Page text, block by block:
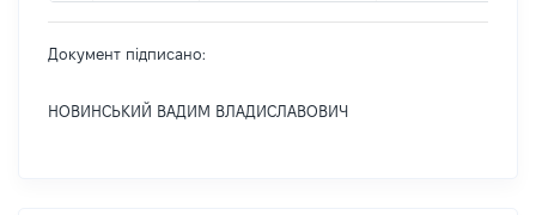
Документ підписано:
НОВИНСЬКИЙ ВАДИМ ВЛАДИСЛАВОВИЧ